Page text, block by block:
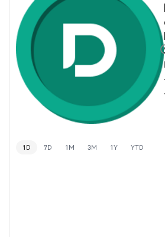
1D 7D 1M 3M 1Y YTD